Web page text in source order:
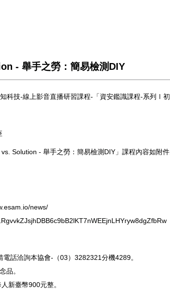
- 舉手之勞：簡易檢測DIY
科技-線上影音直播研習課程-「資安鑑識課程-系列Ⅰ
Solution - 舉手之勞：簡易檢測DIY」課程內容如附件
news/
話洽詢本協會-（03）3282321分機4289。
品。
新臺幣900元整。